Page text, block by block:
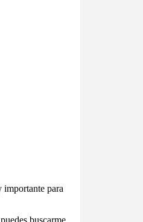
importante para
buscarme